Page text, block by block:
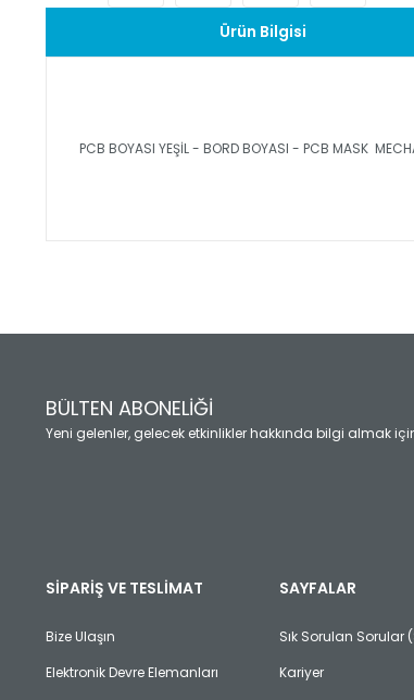
Ürün Bilgisi
PCB BOYASI YEŞİL - BORD BOYASI - PCB MASK
Ürün açıklamasında eksik bilgiler bulunuyor.
Ürün fiyatı diğer sitelerden daha pahalı.
Bu ürüne benzer farklı alternatifler olmalı.
BÜLTEN ABONELİĞİ
Yeni gelenler, gelecek etkinlikler hakkında bilgi almak
SİPARİŞ VE TESLİMAT
Bize Ulaşın
Elektronik Devre Elemanları
SAYFALAR
Sık Sorulan Sorular
Kariyer